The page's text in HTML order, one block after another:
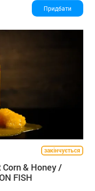
Придбати
закінчується
Corn & Honey /
FISH